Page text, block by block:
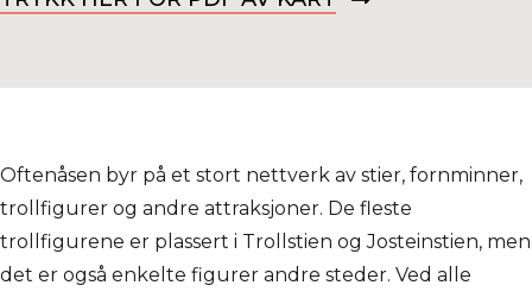
Oftenåsen byr på et stort nettverk av stier, fornminner,
trollfigurer og andre attraksjoner. De fleste
trollfigurene er plassert i Trollstien og Josteinstien, men
det er også enkelte figurer andre steder. Ved alle